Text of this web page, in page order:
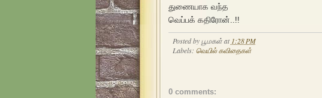
துணையாக வந்த
வெப்பக் கதிரோன்..!!
Posted byபூமகள் at 1:28 PM
Labels: வெயில் கவிதைகள்
0 comments: